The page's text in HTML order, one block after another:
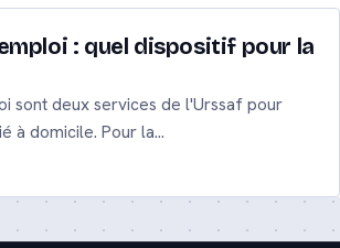
: quel dispositif pour la
sont deux services de l'Urssaf pour
à domicile. Pour la…